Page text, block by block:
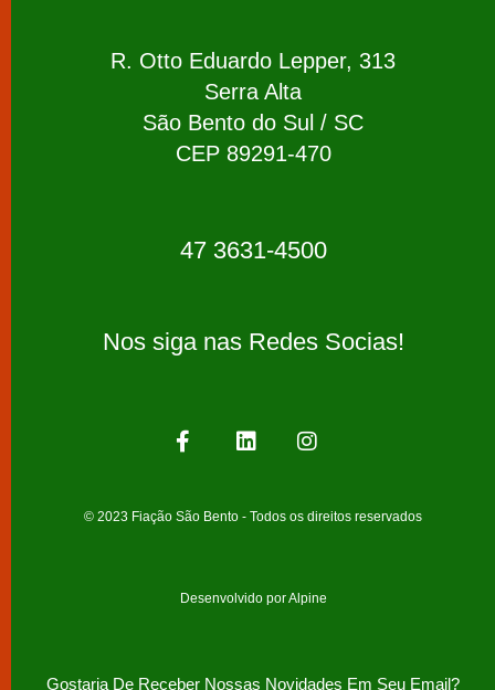
R. Otto Eduardo Lepper, 313
Serra Alta
São Bento do Sul / SC
CEP 89291-470
47 3631-4500
Nos siga nas Redes Socias!
© 2023 Fiação São Bento - Todos os direitos reservados
Desenvolvido por Alpine
Gostaria De Receber Nossas Novidades Em Seu Email?